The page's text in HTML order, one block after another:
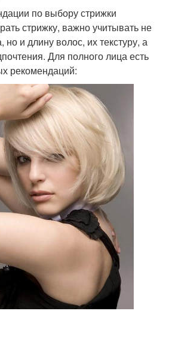
по выбору стрижки
стрижку, важно учитывать не
и длину волос, их текстуру, а
Для полного лица есть
рекомендаций: